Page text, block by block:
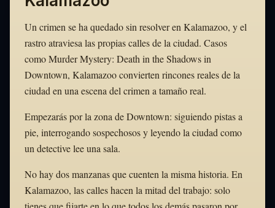
Un crimen se ha quedado sin resolver en Kalamazoo, y el
rastro atraviesa las propias calles de la ciudad. Casos
como Murder Mystery: Death in the Shadows in
Downtown, Kalamazoo convierten rincones reales de la
ciudad en una escena del crimen a tamaño real.
Empezarás por la zona de Downtown: siguiendo pistas a
pie, interrogando sospechosos y leyendo la ciudad como
un detective lee una sala.
No hay dos manzanas que cuenten la misma historia. En
Kalamazoo, las calles hacen la mitad del trabajo: solo